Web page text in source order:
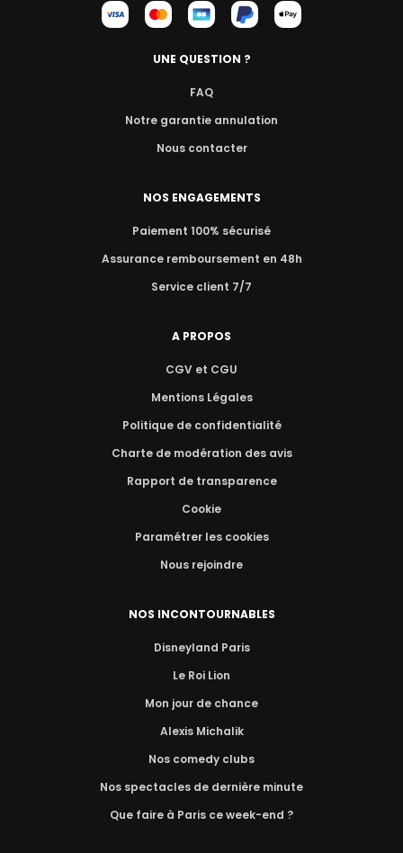
UNE QUESTION ?
FAQ
Notre garantie annulation
Nous contacter
NOS ENGAGEMENTS
Paiement 100% sécurisé
Assurance remboursement en 48h
Service client 7/7
A PROPOS
CGV et CGU
Mentions Légales
Politique de confidentialité
Charte de modération des avis
Rapport de transparence
Cookie
Paramétrer les cookies
Nous rejoindre
NOS INCONTOURNABLES
Disneyland Paris
Le Roi Lion
Mon jour de chance
Alexis Michalik
Nos comedy clubs
Nos spectacles de dernière minute
Que faire à Paris ce week-end ?